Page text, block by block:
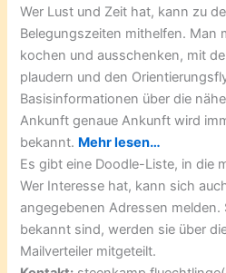
Wer Lust und Zeit hat, kann zu
Belegungszeiten mithelfen. Man
kochen und ausschenken, mit
plaudern und den
Basisinformationen über die
Ankunft genaue Ankunft wird
bekannt. Mehr lesen…
Es gibt eine Doodle-Liste, in die
Wer Interesse hat, kann sich
angegebenen Adressen melden.
bekannt sind, werden sie über
Mailverteiler mitgeteilt.